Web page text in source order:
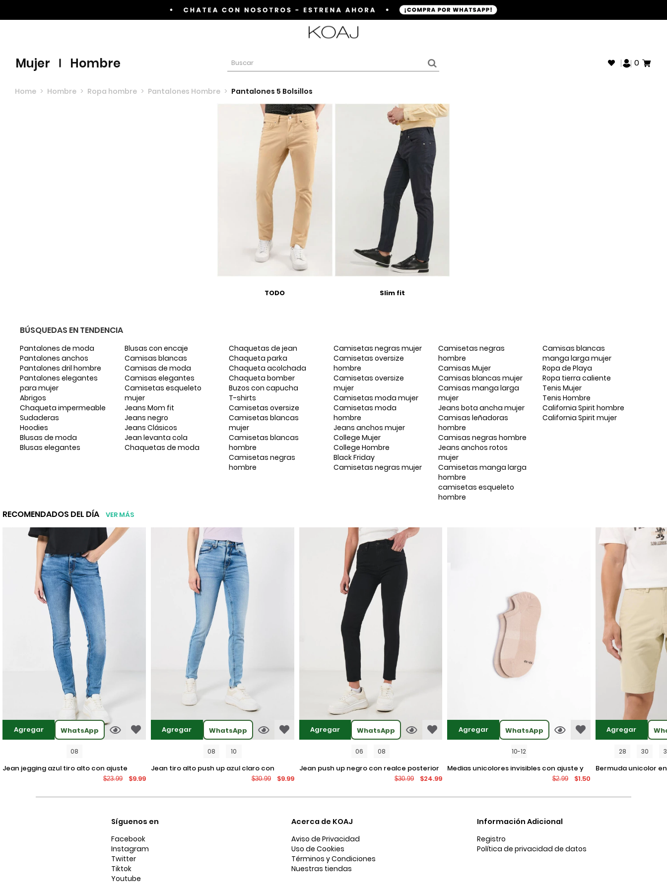
mujer hombre 0
Home > Hombre > Ropa hombre > Pantalones Hombre > Pantalones 5 Bolsillos
TODO Slim fit
BÚSQUEDAS EN TENDENCIA
Pantalones de moda
Pantalones anchos
Pantalones dril hombre
Pantalones elegantes
para mujer
Abrigos
Chaqueta impermeable
Sudaderas
Hoodies
Blusas de moda
Blusas elegantes
Blusas con encaje
Camisas blancas
Camisas de moda
Camisas elegantes
Camisetas esqueleto
mujer
Jeans Mom fit
Jeans negro
Jeans Clásicos
Jean levanta cola
Chaquetas de moda
Chaquetas de jean
Chaqueta parka
Chaqueta acolchada
Chaqueta bomber
Buzos con capucha
T-shirts
Camisetas oversize
Camisetas blancas
mujer
Camisetas blancas
hombre
Camisetas negras
hombre
Camisetas negras mujer
Camisetas oversize
hombre
Camisetas oversize
mujer
Camisetas moda mujer
Camisetas moda
hombre
Jeans anchos mujer
College Mujer
College Hombre
Black Friday
Camisetas negras mujer
Camisetas negras
hombre
Camisas Mujer
Camisas blancas mujer
Camisas manga larga
mujer
Jeans bota ancha mujer
Camisas leñadoras
hombre
Camisas negras hombre
Jeans anchos rotos
mujer
Camisetas manga larga
hombre
camisetas esqueleto
hombre
Camisas blancas
manga larga mujer
Ropa de Playa
Ropa tierra caliente
Tenis Mujer
Tenis Hombre
California Spirit hombre
California Spirit mujer
RECOMENDADOS DEL DÍA VER MÁS
Agregar WhatsApp
08
jean jegging azul tiro alto con ajuste
$23.99 $9.99
Agregar WhatsApp
08 10
jean tiro alto push up azul claro con
$30.99 $9.99
Agregar WhatsApp
06 08
jean push up negro con realce posterior
$30.99 $24.99
Agregar WhatsApp
10-12
medias unicolores invisibles con ajuste y
$2.99 $1.50
Agregar
28 30
bermuda unicolor en dril ajustada con
Síguenos en
Facebook
Instagram
Twitter
Tiktok
Youtube
Acerca de KOAJ
Aviso de Privacidad
Uso de Cookies
Términos y Condiciones
Nuestras tiendas
Información Adicional
Registro
Política de privacidad de datos